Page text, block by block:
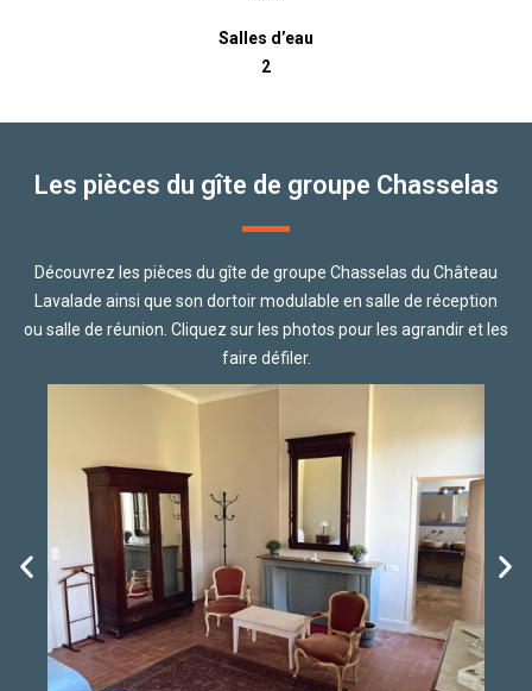
Salles d’eau
2
Les pièces du gîte de groupe Chasselas
Découvrez les pièces du gîte de groupe Chasselas du Château
Lavalade ainsi que son dortoir modulable en salle de réception
ou salle de réunion. Cliquez sur les photos pour les agrandir et les
faire défiler.